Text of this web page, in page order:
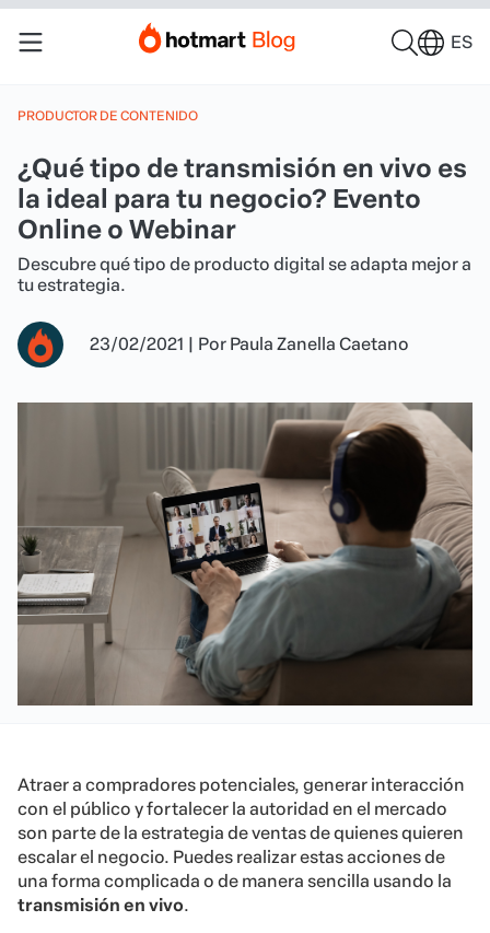
ES
PRODUCTOR DE CONTENIDO
¿Qué tipo de transmisión en vivo es
la ideal para tu negocio? Evento
Online o Webinar
Descubre qué tipo de producto digital se adapta mejor a
tu estrategia.
23/02/2021 | Por Paula Zanella Caetano
Atraer a compradores potenciales, generar interacción
con el público y fortalecer la autoridad en el mercado
son parte de la estrategia de ventas de quienes quieren
escalar el negocio. Puedes realizar estas acciones de
una forma complicada o de manera sencilla usando la
transmisión en vivo.